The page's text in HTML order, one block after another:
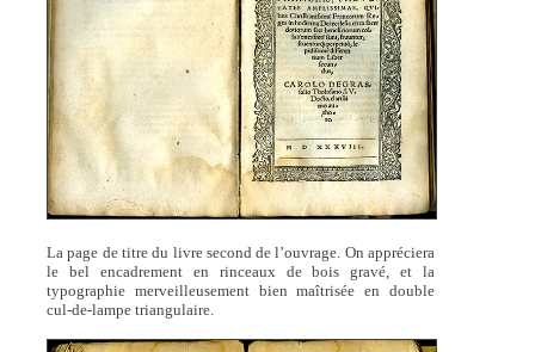
La page de titre du livre second de l’ouvrage. On appréciera
le bel encadrement en rinceaux de bois gravé, et la
typographie merveilleusement bien maîtrisée en double
cul-de-lampe triangulaire.